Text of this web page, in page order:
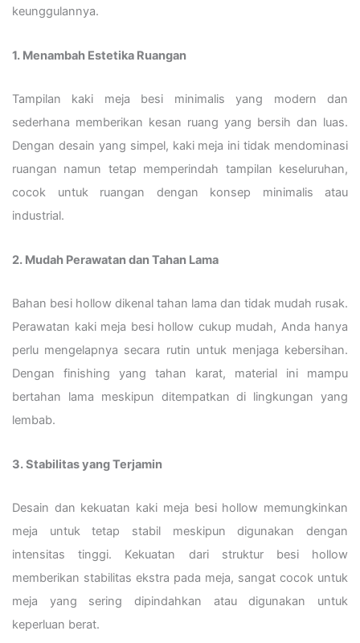
keunggulannya.
1. Menambah Estetika Ruangan
Tampilan kaki meja besi minimalis yang modern dan
sederhana memberikan kesan ruang yang bersih dan luas.
Dengan desain yang simpel, kaki meja ini tidak mendominasi
ruangan namun tetap memperindah tampilan keseluruhan,
cocok untuk ruangan dengan konsep minimalis atau
industrial.
2. Mudah Perawatan dan Tahan Lama
Bahan besi hollow dikenal tahan lama dan tidak mudah rusak.
Perawatan kaki meja besi hollow cukup mudah, Anda hanya
perlu mengelapnya secara rutin untuk menjaga kebersihan.
Dengan finishing yang tahan karat, material ini mampu
bertahan lama meskipun ditempatkan di lingkungan yang
lembab.
3. Stabilitas yang Terjamin
Desain dan kekuatan kaki meja besi hollow memungkinkan
meja untuk tetap stabil meskipun digunakan dengan
intensitas tinggi. Kekuatan dari struktur besi hollow
memberikan stabilitas ekstra pada meja, sangat cocok untuk
meja yang sering dipindahkan atau digunakan untuk
keperluan berat.